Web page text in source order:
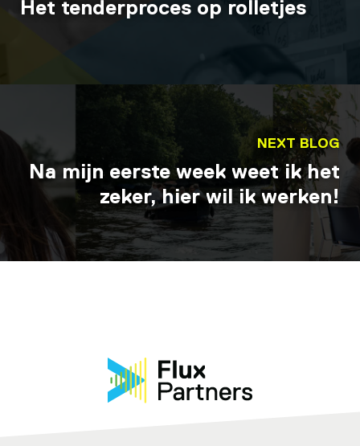
Het tenderproces op rolletjes
NEXT BLOG
Na mijn eerste week weet ik het
zeker, hier wil ik werken!